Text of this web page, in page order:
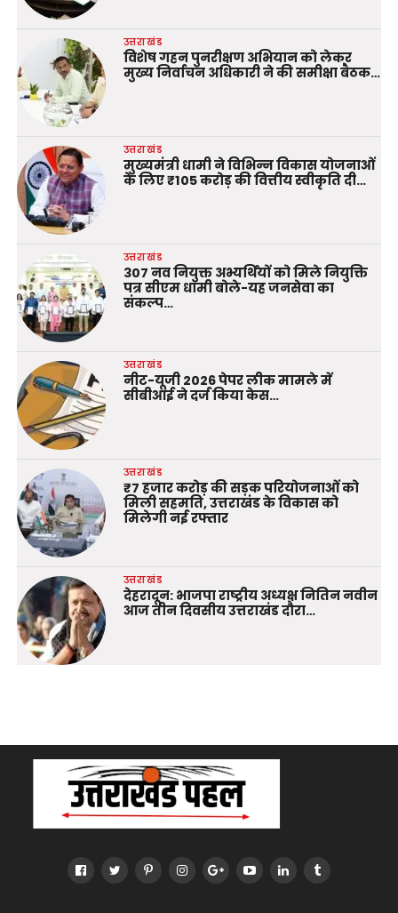
उत्तराखंड
विशेष गहन पुनरीक्षण अभियान को लेकर
मुख्य निर्वाचन अधिकारी ने की समीक्षा बैठक…
उत्तराखंड
मुख्यमंत्री धामी ने विभिन्न विकास योजनाओं
के लिए ₹105 करोड़ की वित्तीय स्वीकृति दी…
उत्तराखंड
307 नव नियुक्त अभ्यर्थियों को मिले नियुक्ति
पत्र सीएम धामी बोले-यह जनसेवा का
संकल्प…
उत्तराखंड
नीट-यूजी 2026 पेपर लीक मामले में
सीबीआई ने दर्ज किया केस…
उत्तराखंड
₹7 हजार करोड़ की सड़क परियोजनाओं को
मिली सहमति, उत्तराखंड के विकास को
मिलेगी नई रफ्तार
उत्तराखंड
देहरादून: भाजपा राष्ट्रीय अध्यक्ष नितिन नवीन
आज तीन दिवसीय उत्तराखंड दौरा…